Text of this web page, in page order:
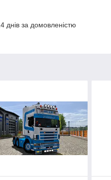
днів за домовленістю